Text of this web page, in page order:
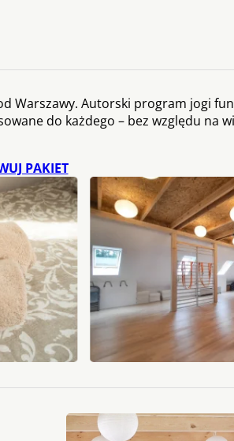
Warszawy. Autorski program jogi
do każdego – bez względu na
PAKIET